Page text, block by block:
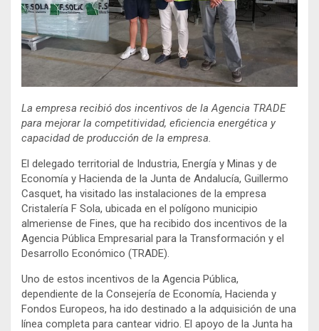
La empresa recibió dos incentivos de la Agencia TRADE
para mejorar la competitividad, eficiencia energética y
capacidad de producción de la empresa.
El delegado territorial de Industria, Energía y Minas y de
Economía y Hacienda de la Junta de Andalucía, Guillermo
Casquet, ha visitado las instalaciones de la empresa
Cristalería F Sola, ubicada en el polígono municipio
almeriense de Fines, que ha recibido dos incentivos de la
Agencia Pública Empresarial para la Transformación y el
Desarrollo Económico (TRADE).
Uno de estos incentivos de la Agencia Pública,
dependiente de la Consejería de Economía, Hacienda y
Fondos Europeos, ha ido destinado a la adquisición de una
línea completa para cantear vidrio. El apoyo de la Junta ha